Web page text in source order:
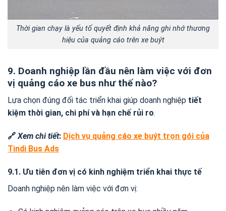
Thời gian chạy là yếu tố quyết định khả năng ghi nhớ thương
hiệu của quảng cáo trên xe buýt
9. Doanh nghiệp lần đầu nên làm việc với đơn
vị quảng cáo xe bus như thế nào?
Lựa chọn đúng đối tác triển khai giúp doanh nghiệp tiết
kiệm thời gian, chi phí và hạn chế rủi ro.
🔗Xem chi tiết: Dịch vụ quảng cáo xe buýt trọn gói của
Tindi Bus Ads
9.1. Ưu tiên đơn vị có kinh nghiệm triển khai thực tế
Doanh nghiệp nên làm việc với đơn vị: